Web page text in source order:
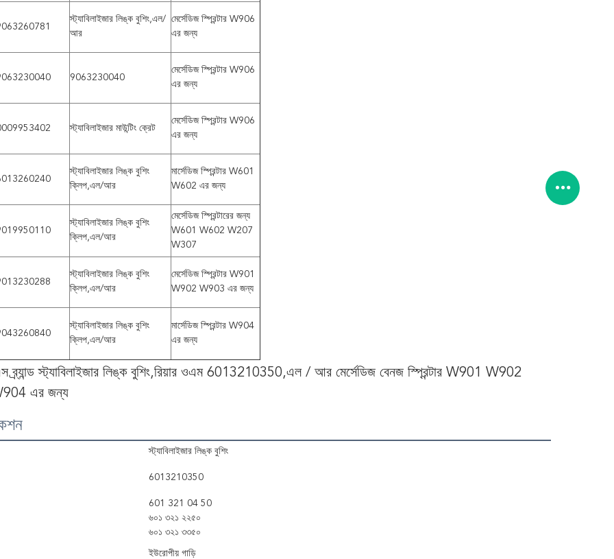
স্ট্যাবিলাইজার লিঙ্ক বুশিং,এল/
আর
মের্সেডিজ স্প্রিন্টার W906
এর জন্য
9063230040
মের্সেডিজ স্প্রিন্টার W906
এর জন্য
স্ট্যাবিলাইজার মাউন্টিং ক্রেট
মের্সেডিজ স্প্রিন্টার W906
এর জন্য
স্ট্যাবিলাইজার লিঙ্ক বুশিং
ক্লিপ,এল/আর
মার্সেডিজ স্প্রিন্টার W601
W602 এর জন্য
স্ট্যাবিলাইজার লিঙ্ক বুশিং
ক্লিপ,এল/আর
মের্সেডিজ স্প্রিন্টারের জন্য
W601 W602 W207
W307
স্ট্যাবিলাইজার লিঙ্ক বুশিং
ক্লিপ,এল/আর
মের্সেডিজ স্প্রিন্টার W901
W902 W903 এর জন্য
স্ট্যাবিলাইজার লিঙ্ক বুশিং
ক্লিপ,এল/আর
মার্সেডিজ স্প্রিন্টার W904
এর জন্য
ব্র্যান্ড স্ট্যাবিলাইজার লিঙ্ক বুশিং,রিয়ার ওএম 6013210350,এল / আর মের্সেডিজ বেনজ স্প্রিন্টার W901 W902
এর জন্য
স্ট্যাবিলাইজার লিঙ্ক বুশিং
6013210350
601 321 04 50
৬০১ ৩২১ ২২৫০
৬০১ ৩২১ ৩৩৫০
ইউরোপীয় গাড়ি